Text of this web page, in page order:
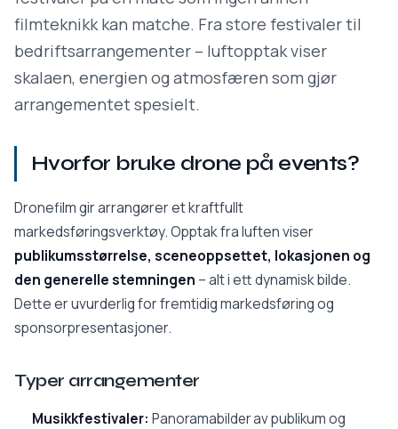
filmteknikk kan matche. Fra store festivaler til
bedriftsarrangementer – luftopptak viser
skalaen, energien og atmosfæren som gjør
arrangementet spesielt.
Hvorfor bruke drone på events?
Dronefilm gir arrangører et kraftfullt
markedsføringsverktøy. Opptak fra luften viser
publikumsstørrelse, sceneoppsettet, lokasjonen og
den generelle stemningen – alt i ett dynamisk bilde.
Dette er uvurderlig for fremtidig markedsføring og
sponsorpresentasjoner.
Typer arrangementer
Musikkfestivaler: Panoramabilder av publikum og